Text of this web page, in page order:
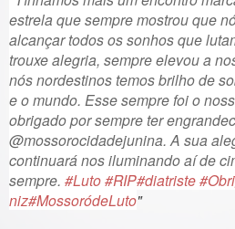
estrela que sempre mostrou que
alcançar todos os sonhos que
trouxe alegria, sempre elevou a
nós nordestinos temos brilho de
e o mundo. Esse sempre foi o
obrigado por sempre ter
@mossorocidadejunina. A sua
continuará nos iluminando aí de
sempre. #Luto#RIP#diatriste
niz#MossoródeLuto"